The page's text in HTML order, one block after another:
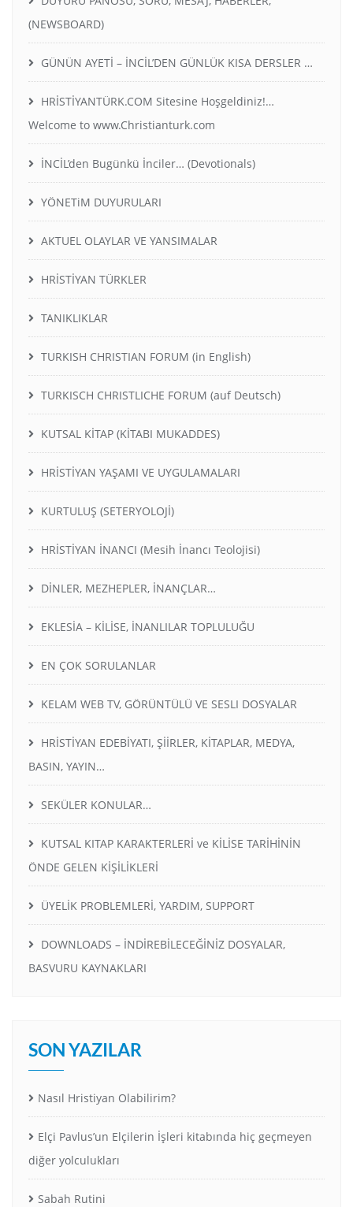
(NEWSBOARD)
GÜNÜN AYETİ – İNCİL’DEN GÜNLÜK KISA DERSLER …
HRİSTİYANTÜRK.COM Sitesine Hoşgeldiniz!…
Welcome to www.Christianturk.com
İNCİL’den Bugünkü İnciler… (Devotionals)
YÖNETiM DUYURULARI
AKTUEL OLAYLAR VE YANSIMALAR
HRİSTİYAN TÜRKLER
TANIKLIKLAR
TURKISH CHRISTIAN FORUM (in English)
TURKISCH CHRISTLICHE FORUM (auf Deutsch)
KUTSAL KİTAP (KİTABI MUKADDES)
HRİSTİYAN YAŞAMI VE UYGULAMALARI
KURTULUŞ (SETERYOLOJİ)
HRİSTİYAN İNANCI (Mesih İnancı Teolojisi)
DİNLER, MEZHEPLER, İNANÇLAR…
EKLESİA – KİLİSE, İNANLILAR TOPLULUĞU
EN ÇOK SORULANLAR
KELAM WEB TV, GÖRÜNTÜLÜ VE SESLI DOSYALAR
HRİSTİYAN EDEBİYATI, ŞİİRLER, KİTAPLAR, MEDYA,
BASIN, YAYIN…
SEKÜLER KONULAR…
KUTSAL KITAP KARAKTERLERİ ve KİLİSE TARİHİNİN
ÖNDE GELEN KİŞİLİKLERİ
ÜYELİK PROBLEMLERİ, YARDIM, SUPPORT
DOWNLOADS – İNDİREBİLECEĞİNİZ DOSYALAR,
BASVURU KAYNAKLARI
SON YAZILAR
Nasıl Hristiyan Olabilirim?
Elçi Pavlus’un Elçilerin İşleri kitabında hiç geçmeyen
diğer yolculukları
Sabah Rutini